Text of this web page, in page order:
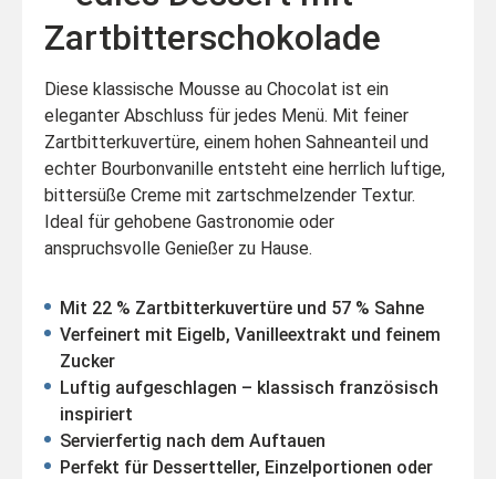
Zartbitterschokolade
Diese klassische Mousse au Chocolat ist ein
eleganter Abschluss für jedes Menü. Mit feiner
Zartbitterkuvertüre, einem hohen Sahneanteil und
echter Bourbonvanille entsteht eine herrlich luftige,
bittersüße Creme mit zartschmelzender Textur.
Ideal für gehobene Gastronomie oder
anspruchsvolle Genießer zu Hause.
Mit 22 % Zartbitterkuvertüre und 57 % Sahne
Verfeinert mit Eigelb, Vanilleextrakt und feinem
Zucker
Luftig aufgeschlagen – klassisch französisch
inspiriert
Servierfertig nach dem Auftauen
Perfekt für Dessertteller, Einzelportionen oder